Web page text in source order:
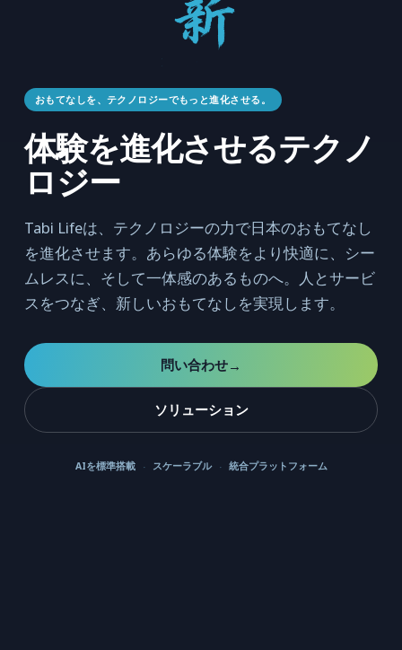
おもてなしを、テクノロジーでもっと進化させる。
体験を進化させるテクノ
ロジー
Tabi Lifeは、テクノロジーの力で日本のおもてなし
を進化させます。あらゆる体験をより快適に、シー
ムレスに、そして一体感のあるものへ。人とサービ
スをつなぎ、新しいおもてなしを実現します。
問い合わせ→
ソリューション
AIを標準搭載 スケーラブル 統合プラットフォーム